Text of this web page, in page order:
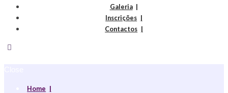
Galeria
Inscrições
Contactos
Home